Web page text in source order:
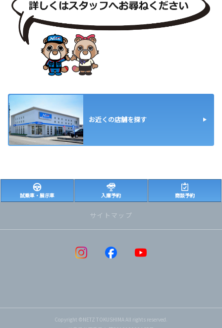
お近くの店舗を探す
試乗車・展示車 入庫予約 商談予約
サイトマップ
Copyright ©NETZ TOKUSHIMA All rights reserved.